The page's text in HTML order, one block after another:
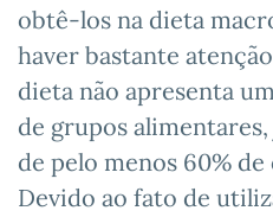
obtê-los na dieta
haver bastante
dieta não apresenta
de grupos
de pelo menos 60%
Devido ao fato de